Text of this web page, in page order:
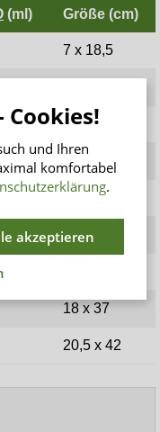
(ml) Größe (cm)
7 x 18,5
9,5 x 22,5
10 x 25,5
10,5 x 28
14 x 29,5
18 x 37
20,5 x 42
Cookies!
und Ihren
komfortabel
.
akzeptieren